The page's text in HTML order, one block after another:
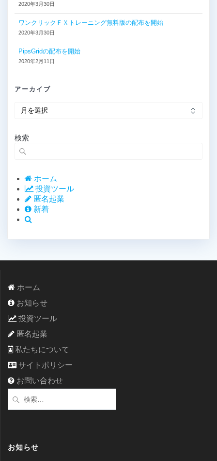
2020年3月30日
ワンクリックＦＸトレーニング無料版の配布を開始
2020年3月30日
PipsGridの配布を開始
2020年2月11日
アーカイブ
イ
ブ
検索
ホーム
投資ツール
匿名起業
新着
ホーム
お知らせ
投資ツール
匿名起業
私たちについて
サイトポリシー
お問い合わせ
索:
お知らせ